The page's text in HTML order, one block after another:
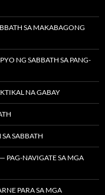
SA MAKABAGONG
NG SABBATH SA PANG-
NA GABAY
SABBATH
PAG-NAVIGATE SA MGA
PARA SA MGA